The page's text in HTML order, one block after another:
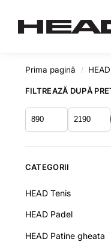
Search
Prima pagină /
FILTREAZĂ DUPĂ
CATEGORII
HEAD Tenis
HEAD Padel
HEAD Patine gheata